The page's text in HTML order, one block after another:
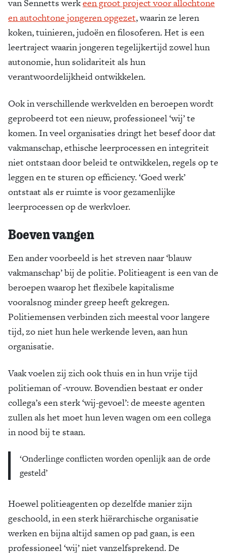
van Sennetts werkeen groot project voor allochtone
en autochtone jongeren opgezet, waarin ze leren
koken, tuinieren, judoën en filosoferen. Het is een
leertraject waarin jongeren tegelijkertijd zowel hun
autonomie, hun solidariteit als hun
verantwoordelijkheid ontwikkelen.
Ook in verschillende werkvelden en beroepen wordt
geprobeerd tot een nieuw, professioneel ‘wij’ te
komen. In veel organisaties dringt het besef door dat
vakmanschap, ethische leerprocessen en integriteit
niet ontstaan door beleid te ontwikkelen, regels op te
leggen en te sturen op efficiency. ‘Goed werk’
ontstaat als er ruimte is voor gezamenlijke
leerprocessen op de werkvloer.
Boeven vangen
Een ander voorbeeld is het streven naar ‘blauw
vakmanschap’ bij de politie. Politieagent is een van de
beroepen waarop het flexibele kapitalisme
vooralsnog minder greep heeft gekregen.
Politiemensen verbinden zich meestal voor langere
tijd, zo niet hun hele werkende leven, aan hun
organisatie.
Vaak voelen zij zich ook thuis en in hun vrije tijd
politieman of -vrouw. Bovendien bestaat er onder
collega’s een sterk ‘wij-gevoel’: de meeste agenten
zullen als het moet hun leven wagen om een collega
in nood bij te staan.
‘Onderlinge conflicten worden openlijk aan de orde
gesteld’
Hoewel politieagenten op dezelfde manier zijn
geschoold, in een sterk hiërarchische organisatie
werken en bijna altijd samen op pad gaan, is een
professioneel ‘wij’ niet vanzelfsprekend. De